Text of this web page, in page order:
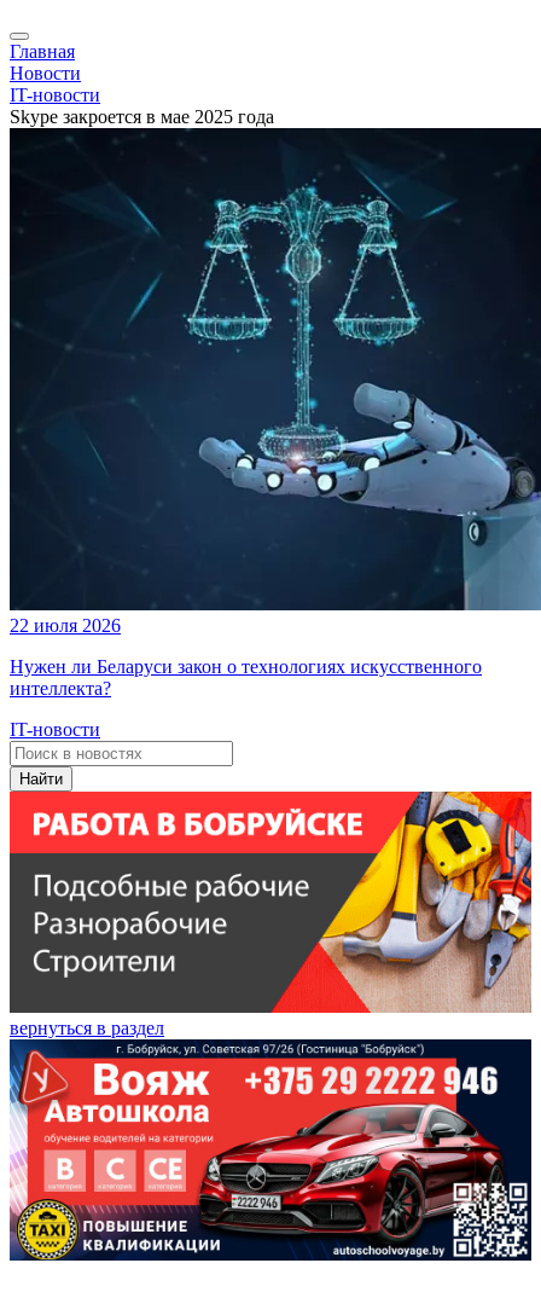
Главная
Новости
IT-новости
Skype закроется в мае 2025 года
22 июля 2026
Нужен ли Беларуси закон о технологиях искусственного
интеллекта?
IT-новости
Найти
вернуться в раздел